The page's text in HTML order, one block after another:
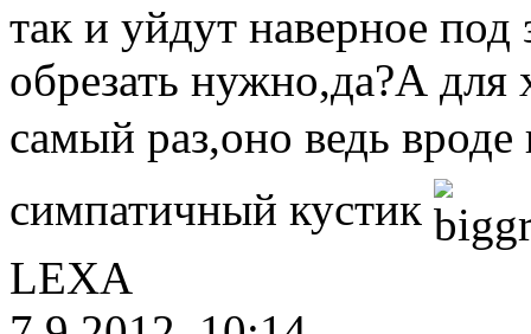
так и уйдут наверное
обрезать нужно,да?А для
самый раз,оно ведь
симпатичный кустик
LEXA